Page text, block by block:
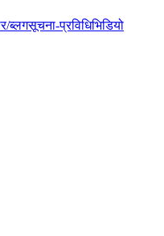
ब्लगसूचना-प्रविधिभिडियो